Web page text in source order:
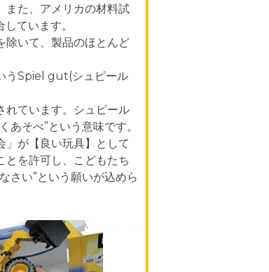
また、アメリカの材料試
ています。
除いて、製品のほとんど
うSpiel gut(シュピール
れています。シュピール
あそべ”という意味です。
」が【良い玩具】として
とを許可し、こどもたち
さい”という願いが込めら